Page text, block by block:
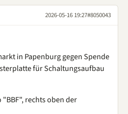
2026-05-16 19:27#8050043
in Papenburg gegen Spende
für Schaltungsaufbau
rechts oben der